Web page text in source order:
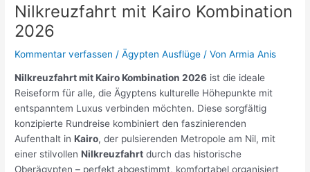
Nilkreuzfahrt mit Kairo Kombination
2026
Kommentar verfassen /Ägypten Ausflüge / VonArmia Anis
Nilkreuzfahrt mit Kairo Kombination 2026 ist die ideale
Reiseform für alle, die Ägyptens kulturelle Höhepunkte mit
entspanntem Luxus verbinden möchten. Diese sorgfältig
konzipierte Rundreise kombiniert den faszinierenden
Aufenthalt inKairo, der pulsierenden Metropole am Nil, mit
einer stilvollenNilkreuzfahrt durch das historische
Oberägypten – perfekt abgestimmt, komfortabel organisiert